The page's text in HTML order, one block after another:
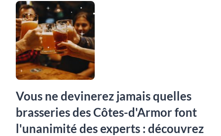
Vous ne devinerez jamais quelles
brasseries des Côtes-d'Armor font
l'unanimité des experts : découvrez